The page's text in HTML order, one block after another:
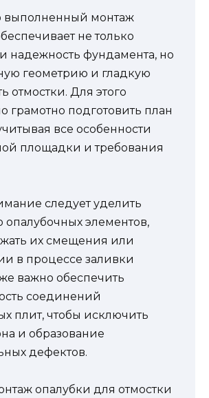
выполненный монтаж
не только
надежность фундамента, но
геометрию и гладкую
отмостки. Для этого
грамотно подготовить план
все особенности
площадки и требования
следует уделить
элементов,
их смещения или
в процессе заливки
важно обеспечить
соединений
плит, чтобы исключить
и образование
дефектов.
опалубки для отмостки